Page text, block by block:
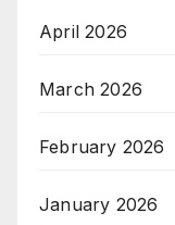
April 2026
March 2026
February 2026
January 2026